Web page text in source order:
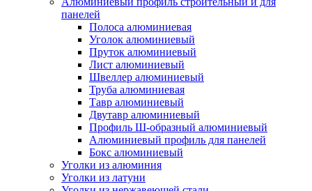
панелей
Полоса алюминиевая
Уголок алюминиевый
Пруток алюминиевый
Лист алюминиевый
Швеллер алюминиевый
Труба алюминиевая
Тавр алюминиевый
Двутавр алюминиевый
Профиль Ш-образный алюминиевый
Алюминиевый профиль для панелей
Бокс алюминиевый
Уголки из алюминия
Уголки из латуни